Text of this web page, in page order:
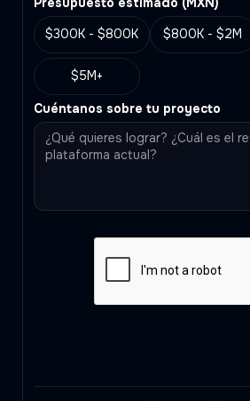
$300K - $800K
$800K - $2M
$5M+
Cuéntanos sobre tu proyecto